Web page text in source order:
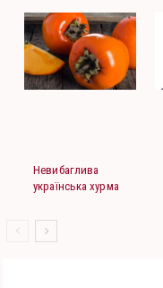
Невибаглива
українська хурма